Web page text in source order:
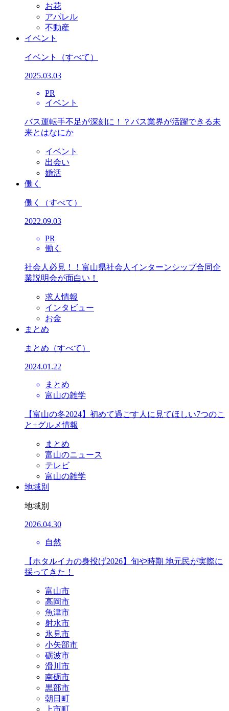
お花
アパレル
不動産
イベント
イベント （すべて）
2025.03.03
PR
イベント
バス運転手不足が深刻に！？バス業界が活躍できる未
来とはなにか
イベント
出会い
婚活
働く
働く （すべて）
2022.09.03
PR
働く
社会人必見！！富山県社会人インターンシップ合同企
業説明会が面白い！
求人情報
インタビュー
お金
まとめ
まとめ （すべて）
2024.01.22
まとめ
富山の雑学
【富山の冬2024】初めて過ごす人に見てほしい7つのこ
と+グルメ情報
まとめ
富山のニュース
テレビ
富山の雑学
地域別
地域別
2026.04.30
自然
【ホタルイカの身投げ2026】旬や時期 地元民が実際に
採ってきた！
富山市
高岡市
魚津市
射水市
氷見市
小矢部市
砺波市
滑川市
南砺市
黒部市
朝日町
上市町